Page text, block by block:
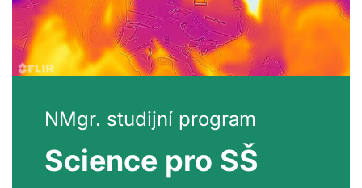
NMgr. studijní program
Science pro SŠ